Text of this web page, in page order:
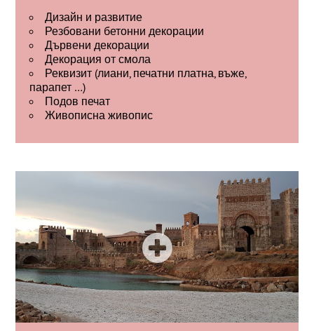
Дизайн и развитие
Резбовани бетонни декорации
Дървени декорации
Декорация от смола
Реквизит (лиани, печатни платна, въже,
парапет …)
Подов печат
Живописна живопис